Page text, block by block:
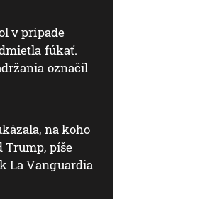
v prípade
fúkať.
označil
na koho
Trump, píše
La Vanguardia